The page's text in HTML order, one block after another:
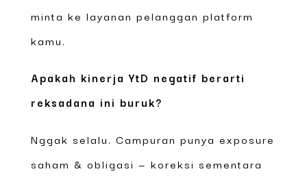
minta ke layanan pelanggan platform
kamu.
Apakah kinerja YtD negatif berarti
reksadana ini buruk?
Nggak selalu. Campuran punya exposure
saham & obligasi — koreksi sementara